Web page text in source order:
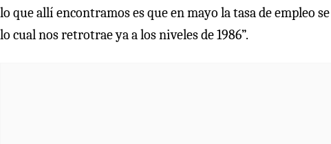
lo que allí encontramos es que en mayo la tasa de empleo
lo cual nos retrotrae ya a los niveles de 1986”.